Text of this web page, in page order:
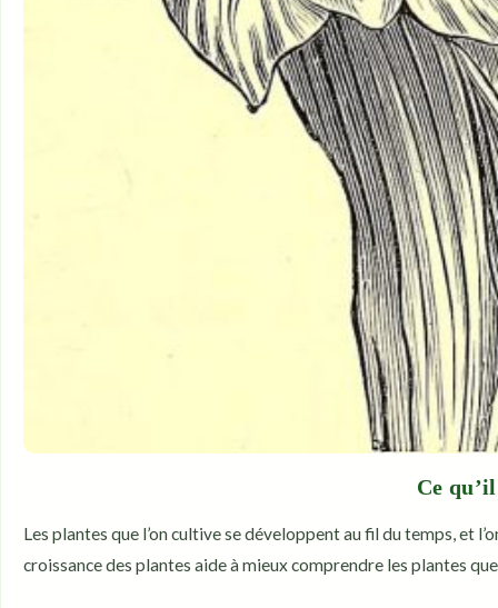
Ce
Les plantes que l’on cultive se développent au fil du temps, et
croissance des plantes aide à mieux comprendre les plantes